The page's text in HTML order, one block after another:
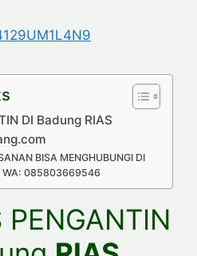
DI Badung RIAS
BISA MENGHUBUNGI DI
WA: 085803669546
PENGANTIN